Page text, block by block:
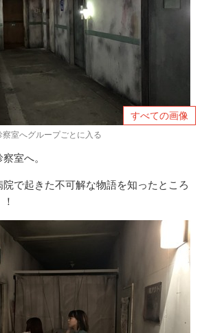
すべての画像
察室へグループごとに入る
室へ。
で起きた不可解な物語を知ったところ